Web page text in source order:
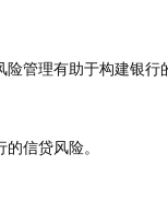
管理有助于构建银
信贷风险。